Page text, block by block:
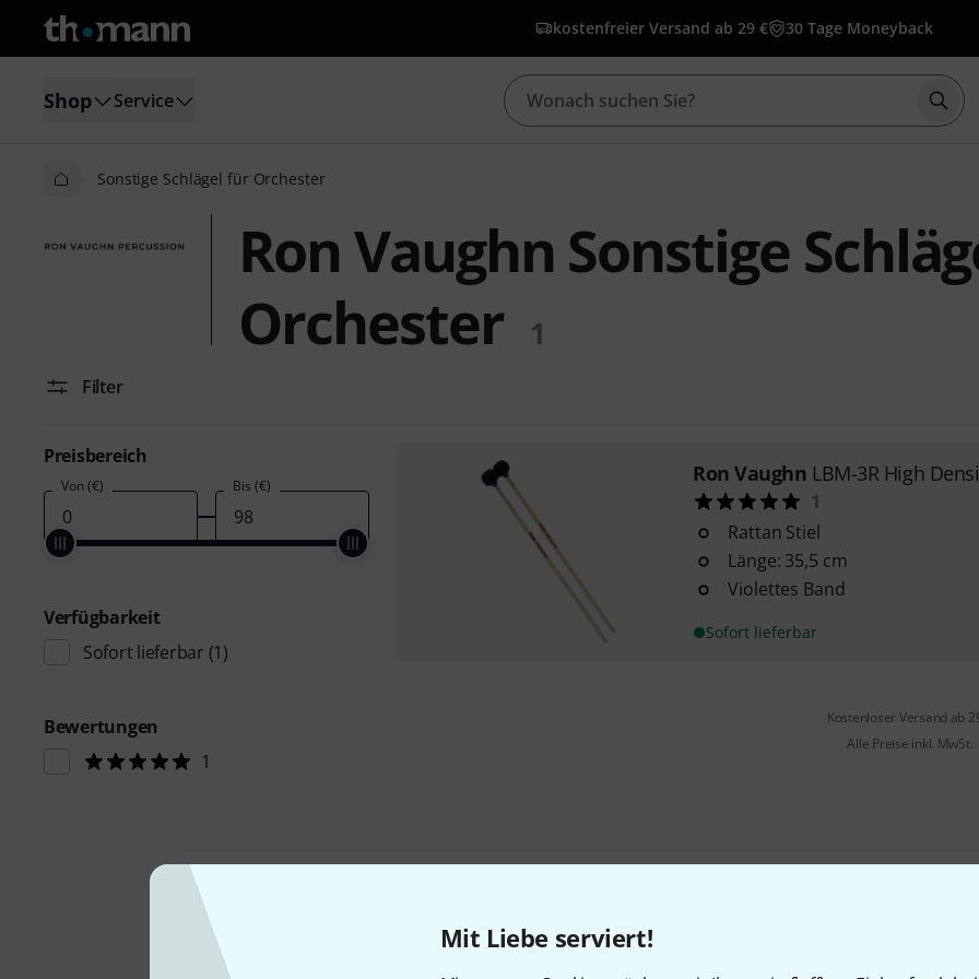
Mit Liebe serviert!
kostenfreier Versand ab 29 € 30 Tage Moneyback
Shop Service
Sonstige Schlägel für Orchester
Ron Vaughn Sonstige
Orchester
1
Filter
Preisbereich
Von (€) Bis (€)
Verfügbarkeit
Sofort lieferbar (1)
Bewertungen
1
Ron Vaughn LBM-3R High
1
Rattan Stiel
Länge: 35,5 cm
Violettes Band
Sofort lieferbar
Kostenloser Versand ab
Alle Preise inkl. MwSt.